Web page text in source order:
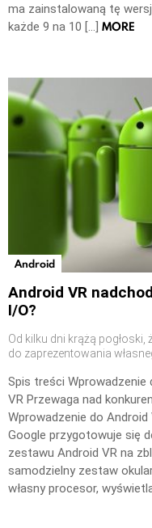
ma zainstalowaną tę
każde 9 na 10 […] MORE
Android
Android VR
I/O?
Od kilku dni krążą
do zaprezentowania
Spis treści Wprowadzenie
VR Przewaga nad
Wprowadzenie do Android
Google przygotowuje się
zestawu Android VR na
samodzielny zestaw
własny procesor,